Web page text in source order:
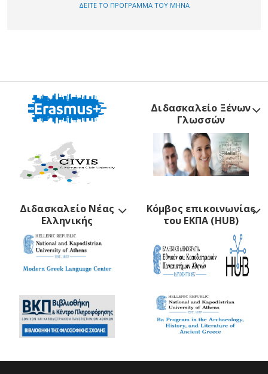
ΔΕΙΤΕ ΤΟ ΠΡΟΓΡΑΜΜΑ ΤΟΥ ΜΗΝΑ
Διδασκαλείο Ξένων
Γλωσσών
Διδασκαλείο Νέας
Ελληνικής
Κόμβος επικοινωνίας
του ΕΚΠΑ (HUB)